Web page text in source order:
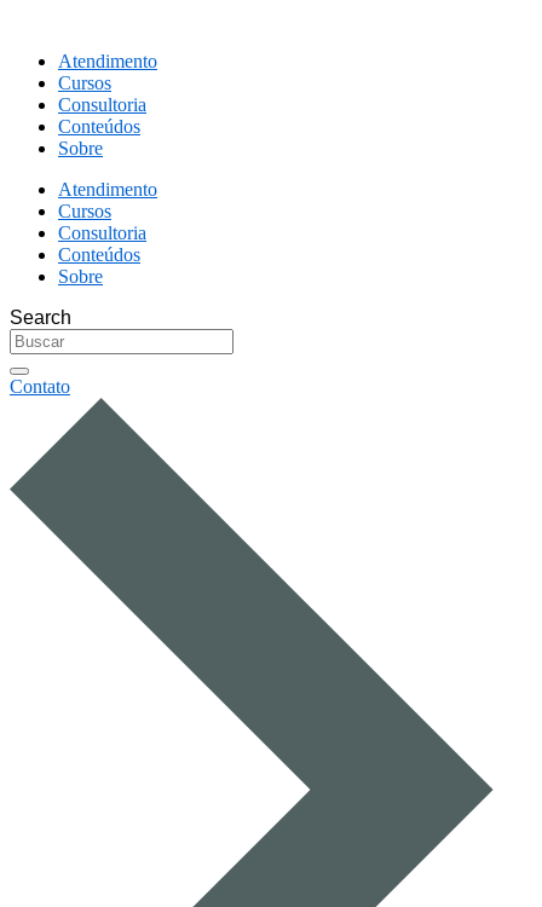
Atendimento
Cursos
Consultoria
Conteúdos
Sobre
Atendimento
Cursos
Consultoria
Conteúdos
Sobre
Search
Contato